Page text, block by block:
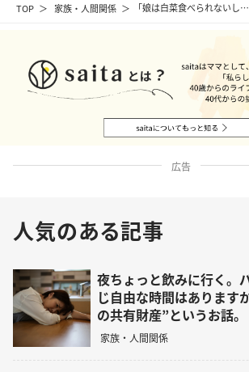
TOP 家族・人間関係 「娘は白菜食べられない
広告
人気のある記事
夜ちょっと飲みに行く。
じ自由な時間はあります
の共有財産”というお話。
家族・人間関係